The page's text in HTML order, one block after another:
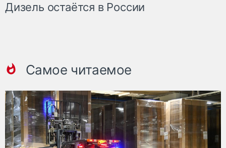
Дизель остаётся в России
Самое читаемое